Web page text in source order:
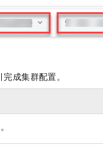
成集群配置。
炼-智能体
企业级 Agent
用1%尺寸在特定领域达到大模型90%以上效果